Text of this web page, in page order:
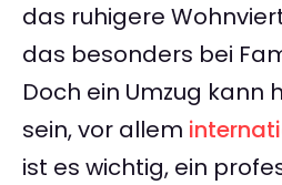
das ruhigere
das besonders bei
Doch ein Umzug kann
sein, vor allem
ist es wichtig, ein